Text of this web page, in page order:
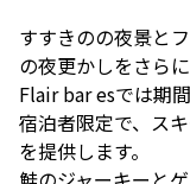
すすきのの夜景と
の夜更かしをさら
Flair bar esでは期
宿泊者限定で、ス
を提供します。